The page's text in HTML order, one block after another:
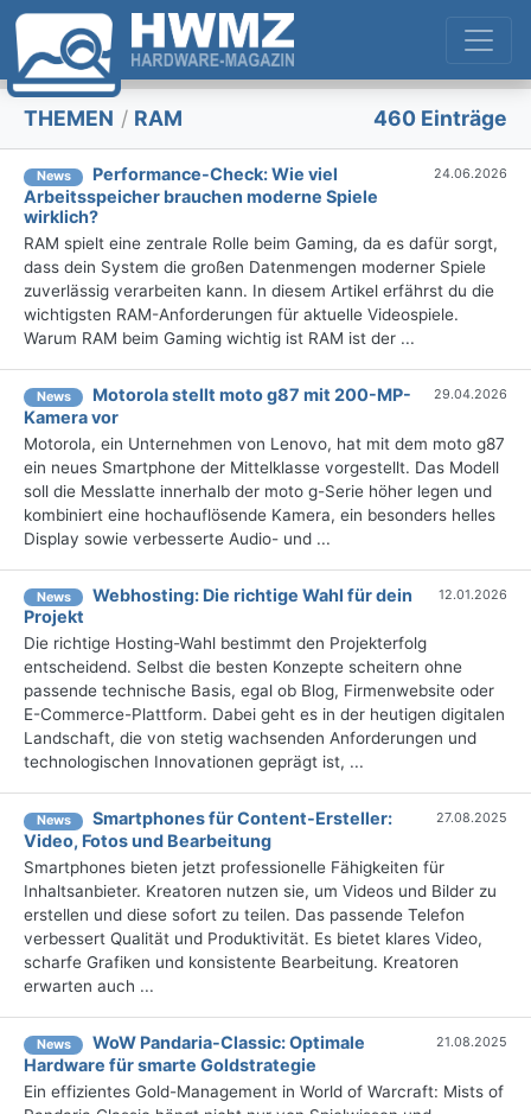
THEMEN / RAM 460 Einträge
News
Performance-Check: Wie viel
Arbeitsspeicher brauchen moderne Spiele
wirklich?
24.06.2026
RAM spielt eine zentrale Rolle beim Gaming, da es dafür sorgt,
dass dein System die großen Datenmengen moderner Spiele
zuverlässig verarbeiten kann. In diesem Artikel erfährst du die
wichtigsten RAM-Anforderungen für aktuelle Videospiele.
Warum RAM beim Gaming wichtig ist RAM ist der ...
News
Motorola stellt moto g87 mit 200-MP-
Kamera vor
29.04.2026
Motorola, ein Unternehmen von Lenovo, hat mit dem moto g87
ein neues Smartphone der Mittelklasse vorgestellt. Das Modell
soll die Messlatte innerhalb der moto g-Serie höher legen und
kombiniert eine hochauflösende Kamera, ein besonders helles
Display sowie verbesserte Audio- und ...
News
Webhosting: Die richtige Wahl für dein
Projekt
12.01.2026
Die richtige Hosting-Wahl bestimmt den Projekterfolg
entscheidend. Selbst die besten Konzepte scheitern ohne
passende technische Basis, egal ob Blog, Firmenwebsite oder
E-Commerce-Plattform. Dabei geht es in der heutigen digitalen
Landschaft, die von stetig wachsenden Anforderungen und
technologischen Innovationen geprägt ist, ...
News
Smartphones für Content-Ersteller:
Video, Fotos und Bearbeitung
27.08.2025
Smartphones bieten jetzt professionelle Fähigkeiten für
Inhaltsanbieter. Kreatoren nutzen sie, um Videos und Bilder zu
erstellen und diese sofort zu teilen. Das passende Telefon
verbessert Qualität und Produktivität. Es bietet klares Video,
scharfe Grafiken und konsistente Bearbeitung. Kreatoren
erwarten auch ...
News
WoW Pandaria-Classic: Optimale
Hardware für smarte Goldstrategie
21.08.2025
Ein effizientes Gold-Management in World of Warcraft: Mists of